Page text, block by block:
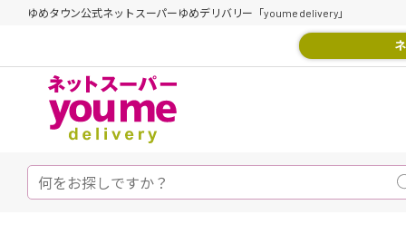
ゆめタウン公式ネットスーパーゆめデリバリー「youme delivery」